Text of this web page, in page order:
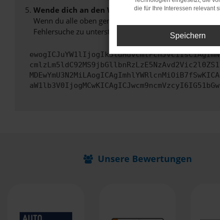
Wende dich an den Webseitenbetreiber.
Wenn du alle oben genannten Schritte versucht hast,
Fehlersuche zu unterstützen:
Unsere Bewertungen
die für Ihre Interessen relevant
Speichern